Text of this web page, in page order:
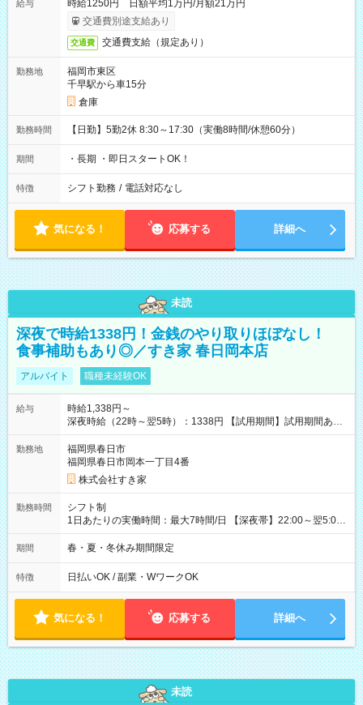
給与
時給1250円 日額平均1万円/月額21万円
交通費別途支給あり
交通費 交通費支給（規定あり）
勤務地
福岡市東区
千早駅から車15分
倉庫
勤務時間 【日勤】5勤2休 8:30～17:30（実働8時間/休憩60分）
期間 ・長期 ・即日スタートOK！
特徴 シフト勤務 / 電話対応なし
気になる！ 応募する 詳細へ
未読
深夜で時給1338円！金銭のやり取りほぼなし！
食事補助もあり◎／すき家 春日岡本店
アルバイト 職種未経験OK
給与
時給1,338円～
深夜時給（22時～翌5時）：1338円 【試用期間】試用期間あり
試用期間の長さ：1ヶ月 雇用形態、給与は本採用時と同じです。
試用期間の実態は30日（※条件変更なし）ですが、切り上げで
一ヶ月とさせていただきます。 研修制度あり：15時間(研修中も
同時給）
勤務地
福岡県春日市
福岡県春日市岡本一丁目4番
株式会社すき家
勤務時間
シフト制
1日あたりの実働時間：最大7時間/日 【深夜帯】22:00～翌5:00
週2日～・1日2h～OK◎ ※22:00から翌5:00までは18歳以上の方
のみ勤務可能です（18歳未満の深夜業務禁止のため） ★深夜で
す。 必ず、2名以上での勤務を行いますので、安心して働けま
す。
期間 春・夏・冬休み期間限定
特徴 日払いOK / 副業・WワークOK
気になる！ 応募する 詳細へ
未読